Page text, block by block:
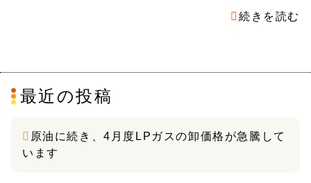
続きを読む
最近の投稿
原油に続き、4月度LPガスの卸価格が急騰して
います